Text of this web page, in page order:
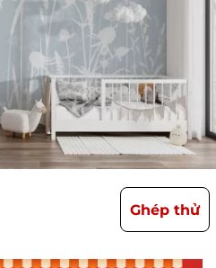
Ghép thử